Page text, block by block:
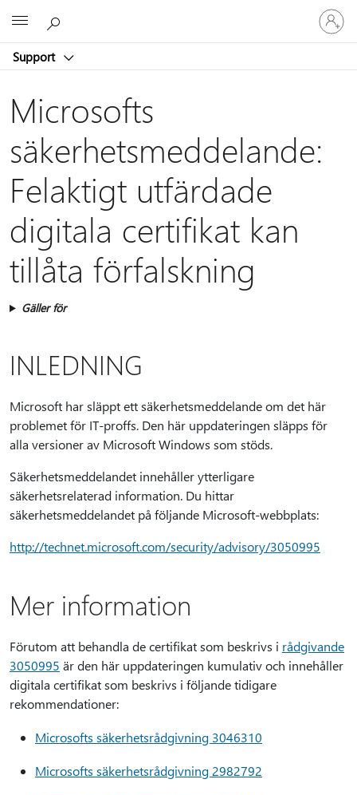
Support
Logga
in
på
konto
Microsofts
säkerhetsmeddelande:
Felaktigt utfärdade
digitala certifikat kan
tillåta förfalskning
Gäller för
INLEDNING
Microsoft har släppt ett säkerhetsmeddelande om det här
problemet för IT-proffs. Den här uppdateringen släpps för
alla versioner av Microsoft Windows som stöds.
Säkerhetsmeddelandet innehåller ytterligare
säkerhetsrelaterad information. Du hittar
säkerhetsmeddelandet på följande Microsoft-webbplats:
http://technet.microsoft.com/security/advisory/3050995
Mer information
Förutom att behandla de certifikat som beskrivs i rådgivande
3050995 är den här uppdateringen kumulativ och innehåller
digitala certifikat som beskrivs i följande tidigare
rekommendationer:
Microsofts säkerhetsrådgivning 3046310
Microsofts säkerhetsrådgivning 2982792